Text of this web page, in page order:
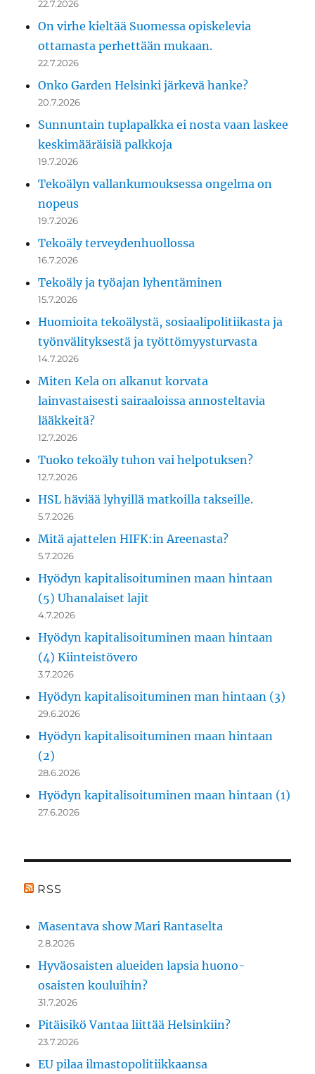
22.7.2026
On virhe kieltää Suomessa opiskelevia
ottamasta perhettään mukaan.
22.7.2026
Onko Garden Helsinki järkevä hanke?
20.7.2026
Sunnuntain tuplapalkka ei nosta vaan laskee
keskimääräisiä palkkoja
19.7.2026
Tekoälyn vallankumouksessa ongelma on
nopeus
19.7.2026
Tekoäly terveydenhuollossa
16.7.2026
Tekoäly ja työajan lyhentäminen
15.7.2026
Huomioita tekoälystä, sosiaalipolitiikasta ja
työnvälityksestä ja työttömyysturvasta
14.7.2026
Miten Kela on alkanut korvata
lainvastaisesti sairaaloissa annosteltavia
lääkkeitä?
12.7.2026
Tuoko tekoäly tuhon vai helpotuksen?
12.7.2026
HSL häviää lyhyillä matkoilla takseille.
5.7.2026
Mitä ajattelen HIFK:in Areenasta?
5.7.2026
Hyödyn kapitalisoituminen maan hintaan
(5) Uhanalaiset lajit
4.7.2026
Hyödyn kapitalisoituminen maan hintaan
(4) Kiinteistövero
3.7.2026
Hyödyn kapitalisoituminen man hintaan (3)
29.6.2026
Hyödyn kapitalisoituminen maan hintaan
(2)
28.6.2026
Hyödyn kapitalisoituminen maan hintaan (1)
27.6.2026
RSS
Masentava show Mari Rantaselta
2.8.2026
Hyväosaisten alueiden lapsia huono-
osaisten kouluihin?
31.7.2026
Pitäisikö Vantaa liittää Helsinkiin?
23.7.2026
EU pilaa ilmastopolitiikkaansa